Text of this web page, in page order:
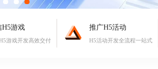
H5游戏
游戏开发高效交付
推广H5活动
H5活动开发全流程一站式